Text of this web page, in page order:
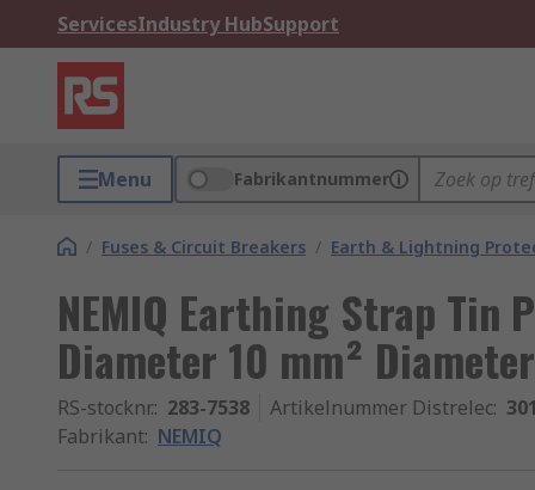
ServicesIndustry HubSupport
Menu Fabrikantnummer
/ Fuses & Circuit Breakers / Earth & Lightning
NEMIQ Earthing Strap Tin
Diameter 10 mm²
RS-stocknr.: 283-7538 Artikelnummer Distrelec:
Fabrikant: NEMIQ